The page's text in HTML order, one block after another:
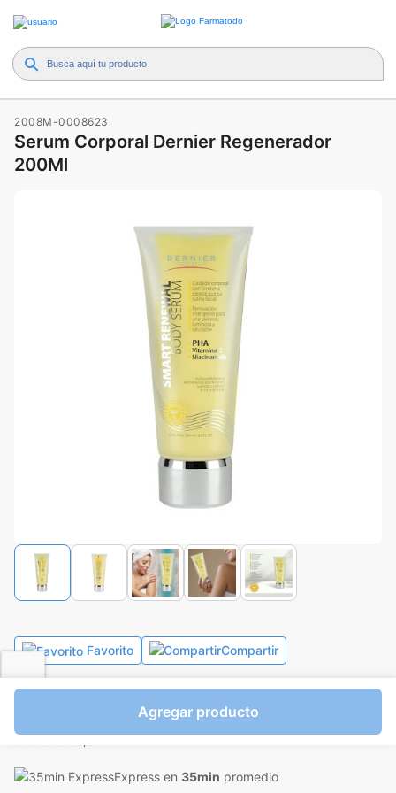
2008M-0008623
Serum Corporal Dernier Regenerador
200Ml
Favorito Compartir
Bs.6.068,00Agregar producto
Express en 35min promedio